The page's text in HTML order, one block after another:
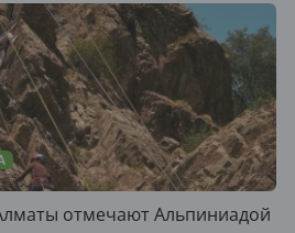
отмечают Альпиниадой